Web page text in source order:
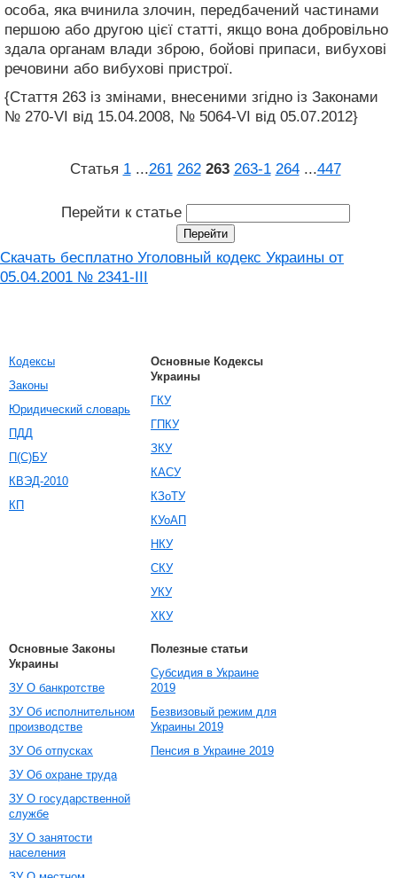
особа, яка вчинила злочин, передбачений частинами
першою або другою цієї статті, якщо вона добровільно
здала органам влади зброю, бойові припаси, вибухові
речовини або вибухові пристрої.
{Стаття 263 із змінами, внесеними згідно із Законами
№ 270-VI від 15.04.2008, № 5064-VI від 05.07.2012}
Статья 1 ...261 262 263 263‑1 264 ...447
Перейти к статье
Скачать бесплатно Уголовный кодекс Украины от
05.04.2001 № 2341-III
Кодексы
Законы
Юридический словарь
ПДД
П(С)БУ
КВЭД-2010
КП
Основные Кодексы
Украины
ГКУ
ГПКУ
ЗКУ
КАСУ
КЗоТУ
КУоАП
НКУ
СКУ
УКУ
ХКУ
Основные Законы
Украины
ЗУ О банкротстве
ЗУ Об исполнительном
производстве
ЗУ Об отпусках
ЗУ Об охране труда
ЗУ О государственной
службе
ЗУ О занятости
населения
Полезные статьи
Субсидия в Украине
2019
Безвизовый режим для
Украины 2019
Пенсия в Украине 2019